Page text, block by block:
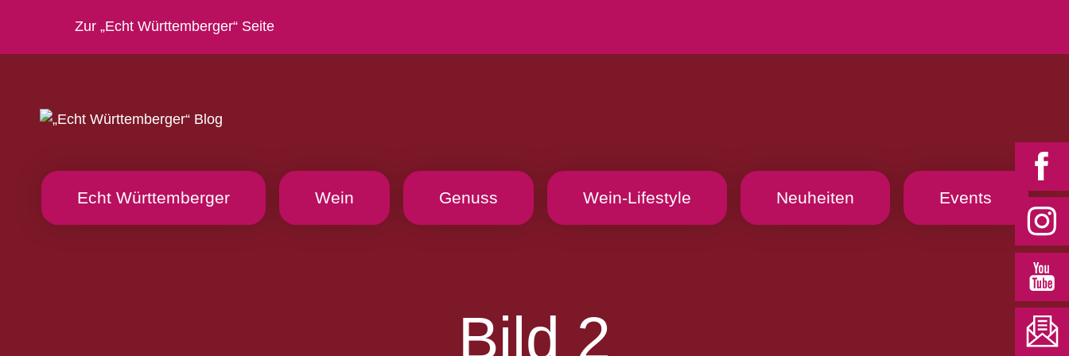
Zur „Echt Württemberger“ Seite
Echt Württemberger Wein Genuss Wein-Lifestyle Neuheiten Events
Bild 2